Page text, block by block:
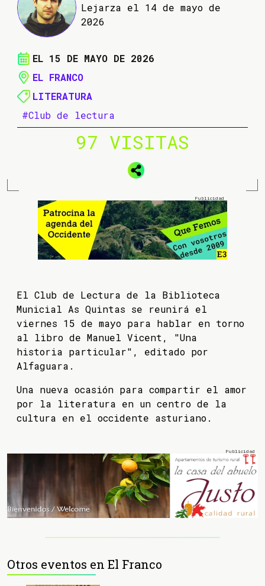
Lejarza el 14 de mayo de
2026
EL 15 DE MAYO DE 2026
EL FRANCO
LITERATURA
#Club de lectura
97 VISITAS
El Club de Lectura de la Biblioteca
Municial As Quintas se reunirá el
viernes 15 de mayo para hablar en torno
al libro de Manuel Vicent, "Una
historia particular", editado por
Alfaguara.
Una nueva ocasión para compartir el amor
por la literatura en un centro de la
cultura en el occidente asturiano.
Otros eventos en El Franco